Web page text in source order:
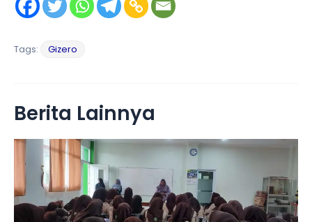
Tags: Gizero
Berita Lainnya